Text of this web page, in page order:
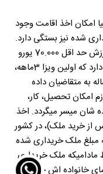
امکان اخذ اقامت وجود
شده نیز بستگی دارد.
در اکثر کشورهای اروپایی با خرید ملک به ارزش حد اقل 70.000 یورو
امکان اخذ ویزای توریستی بلند مدت وجود دارد که اولین ویزا 3ماهه،
به متقاضیان داده
امکان تحصیل، کار،
شان میسر میگردد. اخذ
از خرید ملک)، در کشور
مبلغ ملک خریداری شده
مادامیکه ملک خریداری
خانواده اش حق